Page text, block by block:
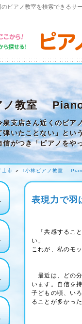
ピアノ教室を検索できるサ
ノ教室
泉支店さん近くのピア
弾いたことない」とい
信がつき「ピアノをや
士市 ＞ ♪小林ピアノ教室
表現力で羽
「共感するこ
い」
これが、私のモ
最近は、どの
います。自信を
子どもの頃、い
ることが多かっ